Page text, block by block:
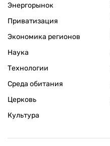
Энергорынок
Приватизация
Экономика регионов
Наука
Технологии
Среда обитания
Церковь
Культура